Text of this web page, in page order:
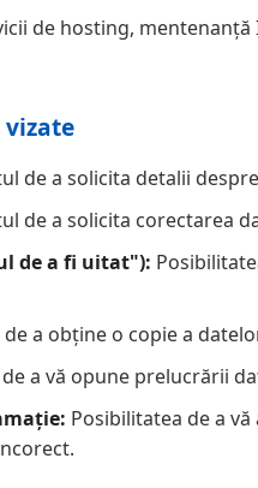
de hosting,
de a solicita detalii
de a solicita corectarea
de a fi uitat"):
a obține o copie a
a vă opune prelucrării
Posibilitatea de a